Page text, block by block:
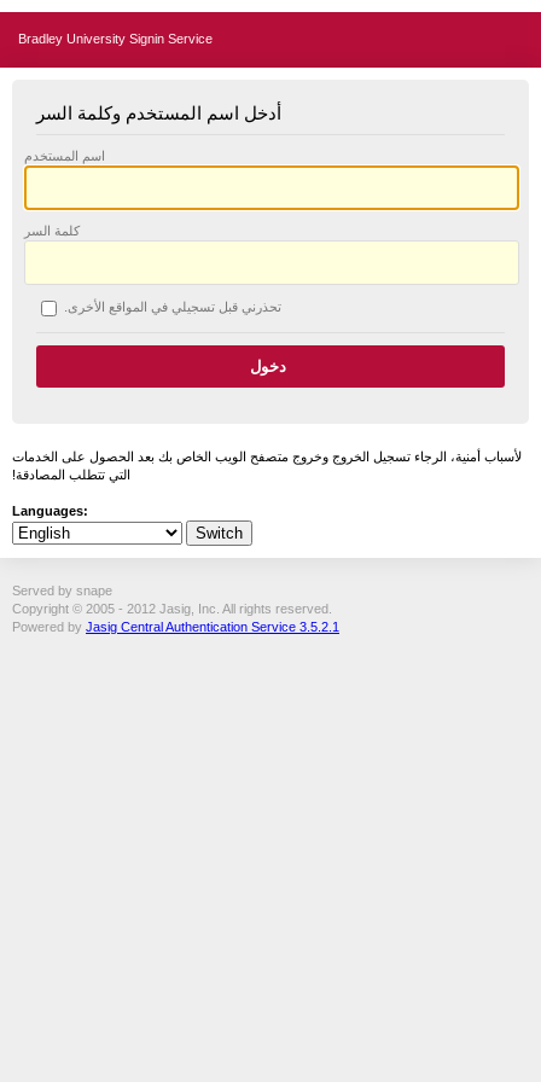
Bradley University Signin Service
أدخل اسم المستخدم وكلمة السر
اسم المستخدم
كلمة السر
تحذرني قبل تسجيلي في المواقع الأخرى.
لأسباب أمنية، الرجاء تسجيل الخروج وخروج متصفح الويب الخاص بك بعد الحصول على الخدمات
التي تتطلب المصادقة!
Languages:
Served by snape
Copyright © 2005 - 2012 Jasig, Inc. All rights reserved.
Powered by Jasig Central Authentication Service 3.5.2.1